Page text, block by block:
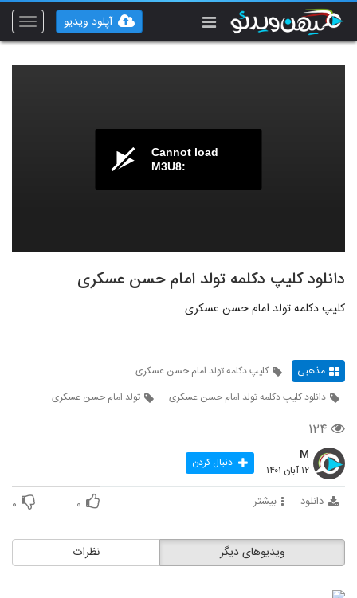
Toggle
آپلود ویدیو
Cannot load
M3U8:
دانلود کلیپ دکلمه تولد امام حسن عسکری
کلیپ دکلمه تولد امام حسن عسکری
مذهبی
کلیپ دکلمه تولد امام حسن عسکری
دانلود کلیپ دکلمه تولد امام حسن عسکری
تولد امام حسن عسکری
۱۲۴
M
۱۲ آبان ۱۴۰۱ دنبال کردن
دانلود بیشتر ۰ ۰
نظرات ویدیوهای دیگر